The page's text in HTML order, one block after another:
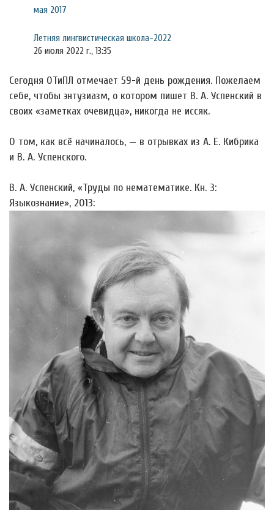
мая 2017
Летняя лингвистическая школа-2022
26 июля 2022 г., 13:35
Сегодня ОТиПЛ отмечает 59-й день рождения. Пожелаем
себе, чтобы энтузиазм, о котором пишет В. А. Успенский в
своих «заметках очевидца», никогда не иссяк.
О том, как всё начиналось, — в отрывках из А. Е. Кибрика
и В. А. Успенского.
В. А. Успенский, «Труды по нематематике. Кн. 3:
Языкознание», 2013: